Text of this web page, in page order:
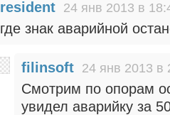
resident 24 янв 2013 в
где знак аварийной
filinsoft 24 янв 2013 в
Смотрим по опорам
увидел аварийку за